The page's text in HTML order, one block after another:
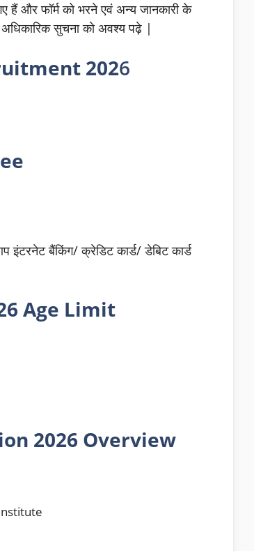
हैं और फॉर्म को भरने एवं अन्य जानकारी के
सुचना को अवश्य पढ़े |
2026
बैंकिंग/ क्रेडिट कार्ड/ डेबिट कार्ड
Age Limit
2026 Overview